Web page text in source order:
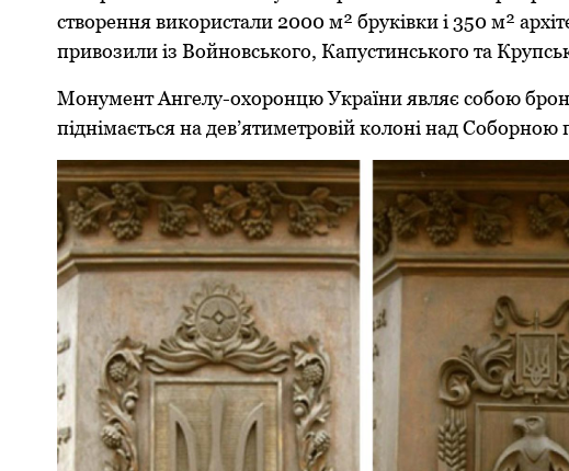
створення використали 2000 м² бруківки і 350 м²
привозили із Войновського, Капустинського та
Монумент Ангелу-охоронцю України являє собою
піднімається на дев’ятиметровій колоні над